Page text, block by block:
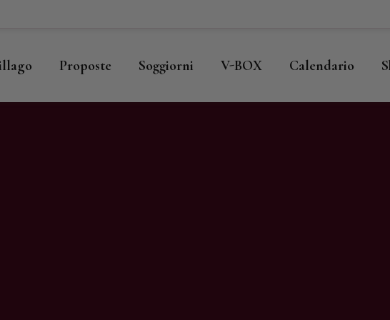
Proposte Soggiorni V-BOX Calendario